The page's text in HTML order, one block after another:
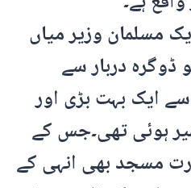
مسلمان وزیر میاں
دربار سے
ایک بہت بڑی اور
ہوئی تھی۔جس کے
مسجد بھی انہی کے